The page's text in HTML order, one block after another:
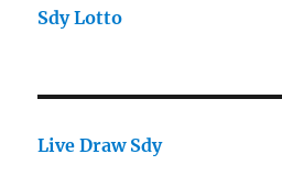
Sdy Lotto
Live Draw Sdy